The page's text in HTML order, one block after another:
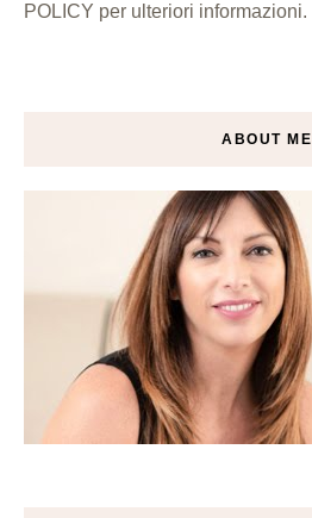
POLICY per ulteriori informazioni.
ABOUT ME